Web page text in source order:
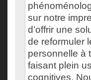
sur notre
d’offrir une
de reformuler
personnelle à
faisant plein
cognitives.